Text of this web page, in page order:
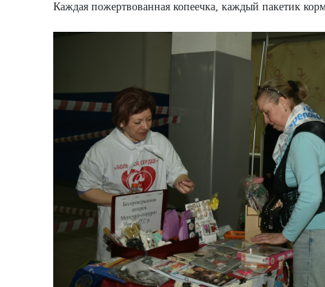
Каждая пожертвованная копеечка, каждый пакетик